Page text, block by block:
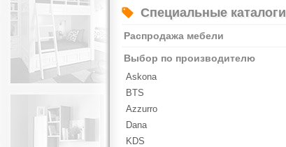
Специальные каталоги
Распродажа мебели
Выбор по производителю
Askona
BTS
Azzurro
Dana
KDS